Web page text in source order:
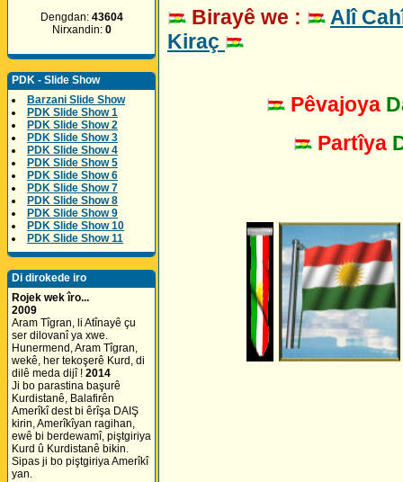
Dengdan: 43604
Nirxandin: 0
PDK - Slide Show
Barzani Slide Show
PDK Slide Show 1
PDK Slide Show 2
PDK Slide Show 3
PDK Slide Show 4
PDK Slide Show 5
PDK Slide Show 6
PDK Slide Show 7
PDK Slide Show 8
PDK Slide Show 9
PDK Slide Show 10
PDK Slide Show 11
Di dirokede iro
Rojek wek îro...
2009
Aram Tîgran, li Atînayê çu
ser dilovanî ya xwe.
Hunermend, Aram Tîgran,
wekê, her tekoşerê Kurd, di
dilê meda dijî ! 2014
Ji bo parastina başurê
Kurdistanê, Balafirên
Amerîkî dest bi êrîşa DAIŞ
kirin, Amerîkîyan ragihan,
ewê bi berdewamî, piştgiriya
Kurd û Kurdistanê bikin.
Sipas ji bo piştgiriya Amerîkî
yan.
Birayê we :
Alî
Kiraç
Pêvajoya
Partîya